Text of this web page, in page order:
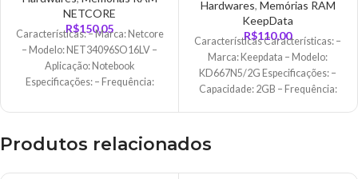
NETCORE
R$150,05
Características: – Marca: Netcore
– Modelo: NET34096SO16LV –
Aplicação: Notebook
Especificações: – Frequência:
Capacidade: 4GB
Hardwares, Memórias RAM
KeepData
R$110,00
Características Características: –
Marca: Keepdata – Modelo:
KD667N5/2G Especificações: –
Capacidade: 2GB – Frequência:
Produtos relacionados